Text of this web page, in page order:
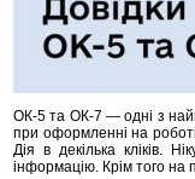
ОК-5 та ОК-7 — одні з
при оформленні на
Дія в декілька кліків.
інформацію. Крім того на